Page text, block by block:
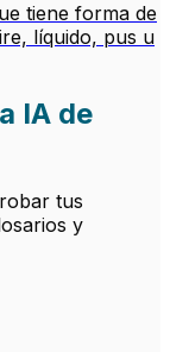
tiene forma de
líquido, pus u
IA de
tus
y